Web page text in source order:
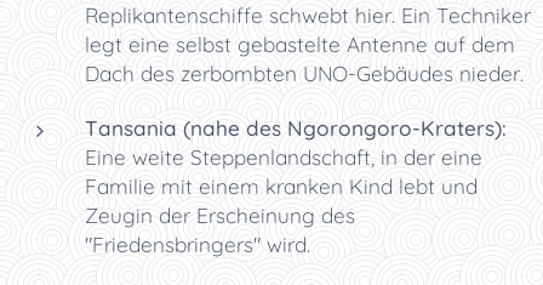
Replikantenschiffe schwebt hier. Ein Techniker
legt eine selbst gebastelte Antenne auf dem
Dach des zerbombten UNO-Gebäudes nieder.
Tansania (nahe des Ngorongoro-Kraters):
Eine weite Steppenlandschaft, in der eine
Familie mit einem kranken Kind lebt und
Zeugin der Erscheinung des
"Friedensbringers" wird.